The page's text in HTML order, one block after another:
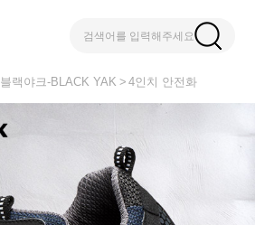
검색어를 입력해주세요
블랙야크-BLACK YAK 4인치 안전화